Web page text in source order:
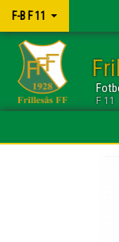
F-B F 11
F 11